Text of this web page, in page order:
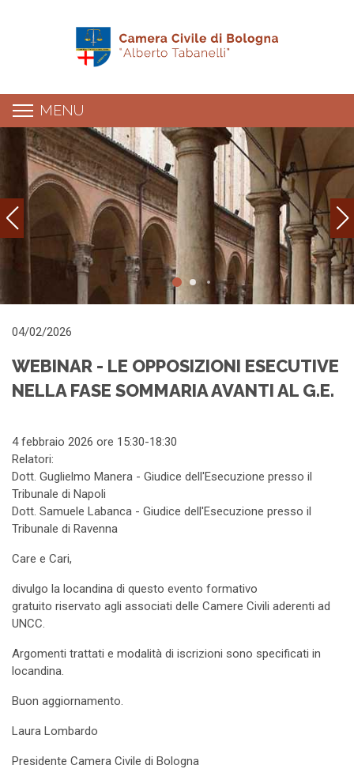
MENU
Dettaglio news
04/02/2026
WEBINAR - LE OPPOSIZIONI ESECUTIVE
NELLA FASE SOMMARIA AVANTI AL G.E.
4 febbraio 2026 ore 15:30-18:30
Relatori:
Dott. Guglielmo Manera - Giudice dell'Esecuzione presso il
Tribunale di Napoli
Dott. Samuele Labanca - Giudice dell'Esecuzione presso il
Tribunale di Ravenna
Care e Cari,
divulgo la locandina di questo evento formativo
gratuito riservato agli associati delle Camere Civili aderenti ad
UNCC.
Argomenti trattati e modalità di iscrizioni sono specificati in
locandina.
Buon aggiornamento.
Laura Lombardo
Presidente Camera Civile di Bologna